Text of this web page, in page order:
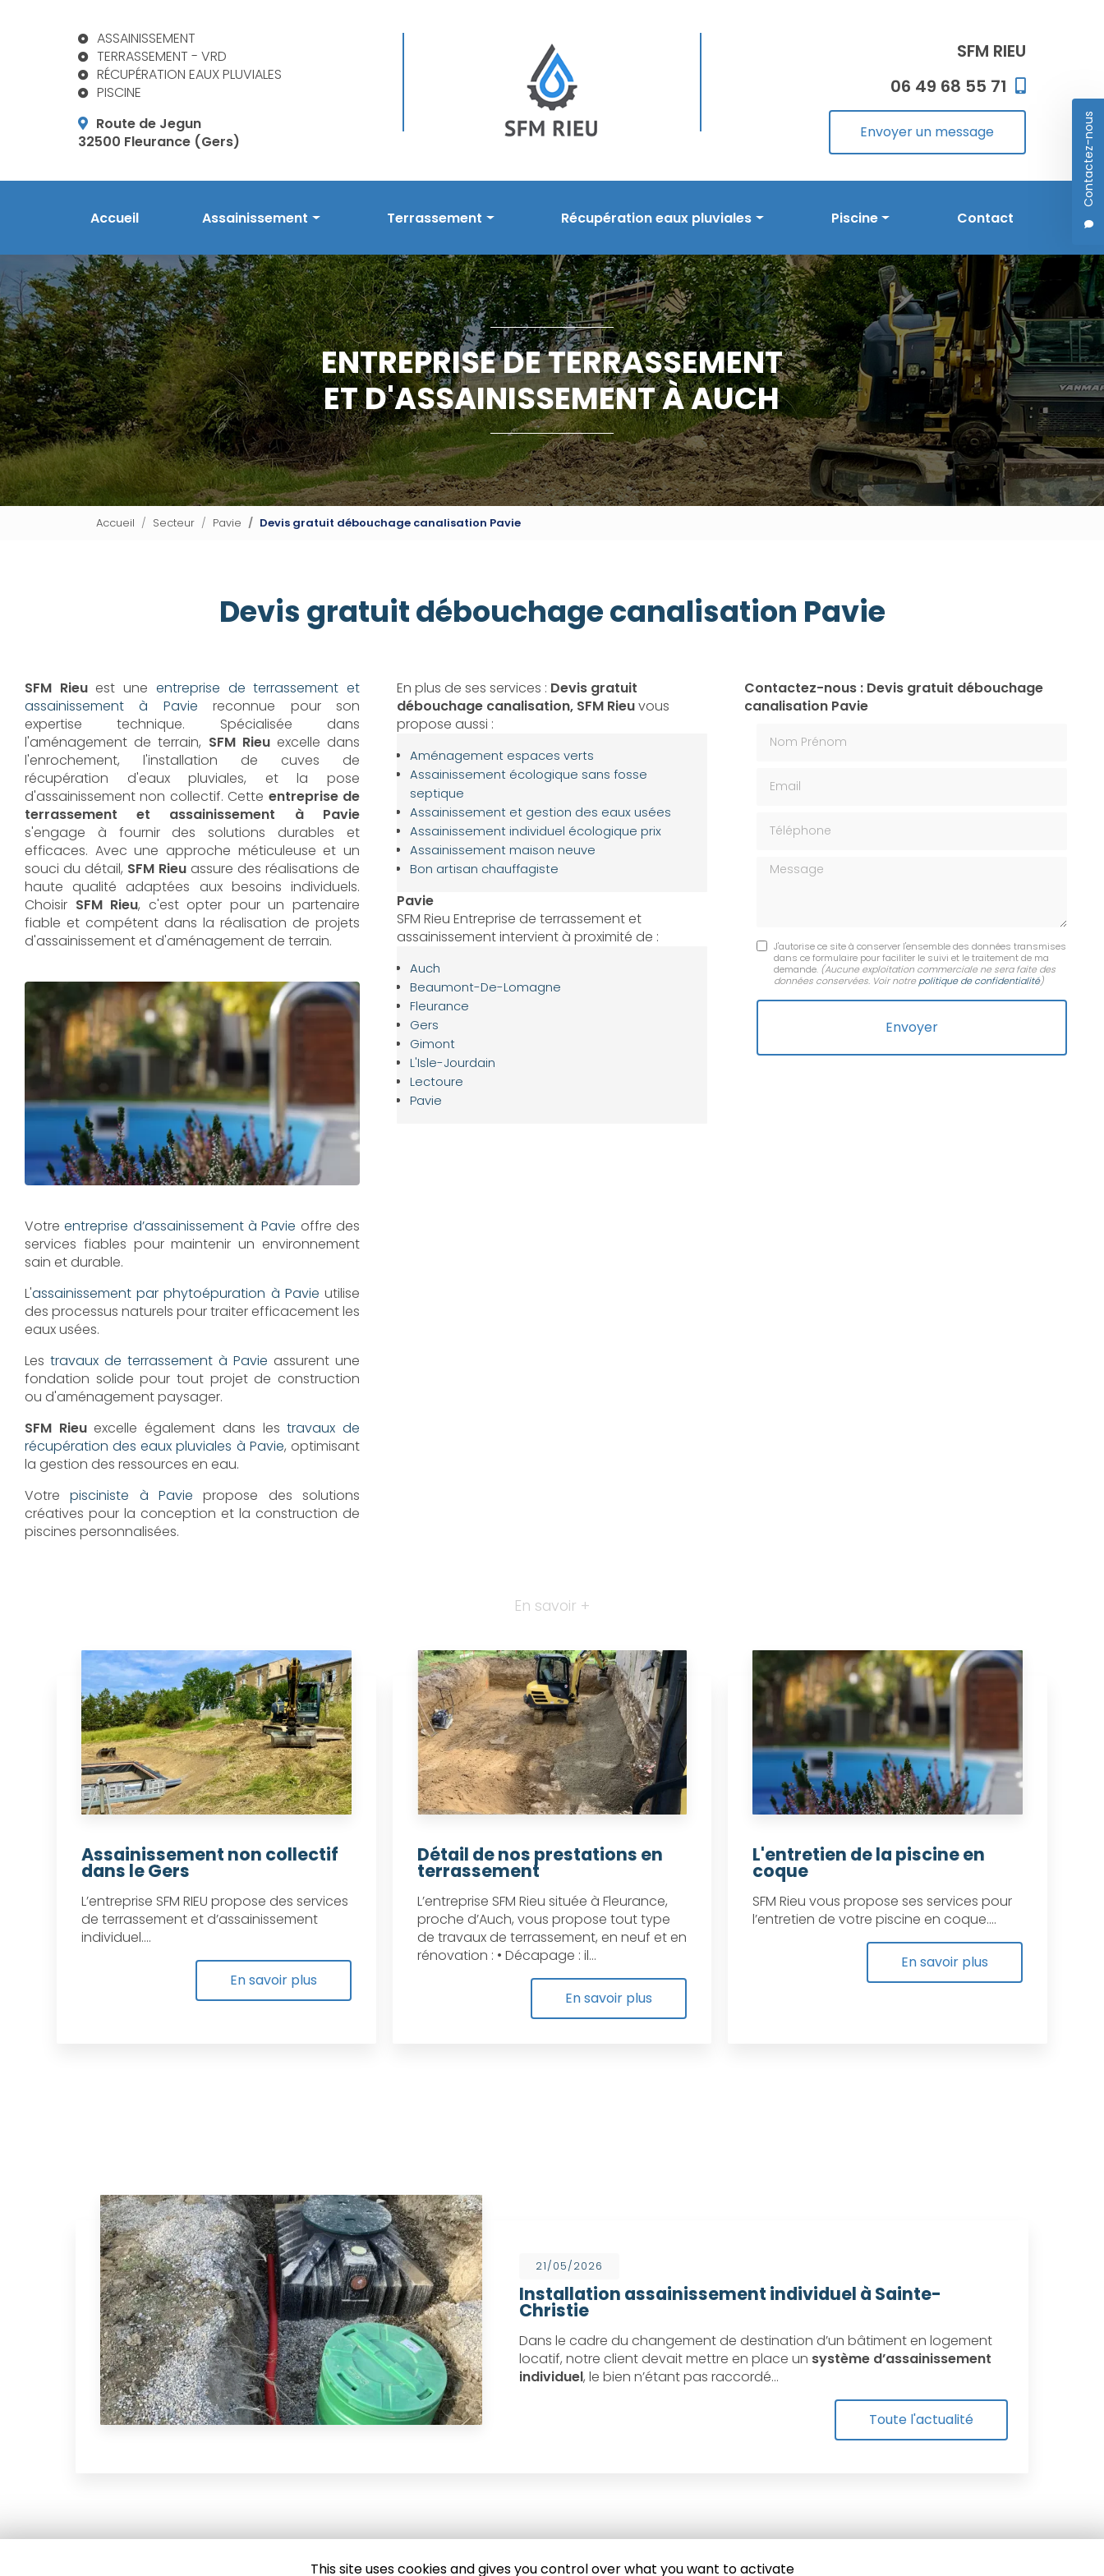
ASSAINISSEMENT
TERRASSEMENT - VRD
RÉCUPÉRATION EAUX PLUVIALES
PISCINE
Route de Jegun
32500 Fleurance (Gers)
SFM RIEU
06 49 68 55 71
Envoyer un message Contactez-nous
Accueil
Assainissement
Prestations en assainissement
Phytoépuration Aquatiris
Réalisations
Terrassement
Prestations en terrassement
Réalisations
Récupération eaux pluviales
Nos prestations
Réalisations
Piscine
Prestations en piscine
Réalisations
Contact
ENTREPRISE DE TERRASSEMENT
ET D'ASSAINISSEMENT À AUCH
Accueil Secteur Pavie Devis gratuit débouchage canalisation Pavie
Devis gratuit débouchage canalisation Pavie
SFM Rieuest une entreprise de terrassement et
assainissement à Pavie reconnue pour son
expertise technique. Spécialisée dans
l'aménagement de terrain, SFM Rieuexcelle dans
l'enrochement, l'installation de cuves de
récupération d'eaux pluviales, et la pose
d'assainissement non collectif. Cette entreprise de
terrassement et assainissement à Pavie
s'engage à fournir des solutions durables et
efficaces. Avec une approche méticuleuse et un
souci du détail, SFM Rieu assure des réalisations de
haute qualité adaptées aux besoins individuels.
Choisir SFM Rieu, c'est opter pour un partenaire
fiable et compétent dans la réalisation de projets
d'assainissement et d'aménagement de terrain.
Votreentreprise d’assainissement à Pavie offre des
services fiables pour maintenir un environnement
sain et durable.
L'assainissement par phytoépuration à Pavie utilise
des processus naturels pour traiter efficacement les
eaux usées.
Les travaux de terrassement à Pavie assurent une
fondation solide pour tout projet de construction
ou d'aménagement paysager.
SFM Rieuexcelle également dans lestravaux de
récupération des eaux pluviales à Pavie, optimisant
la gestion des ressources en eau.
Votrepisciniste à Pavie propose des solutions
créatives pour la conception et la construction de
piscines personnalisées.
En plus de ses services : Devis gratuit
débouchage canalisation, SFM Rieuvous
propose aussi :
Aménagement espaces verts
Assainissement écologique sans fosse
septique
Assainissement et gestion des eaux usées
Assainissement individuel écologique prix
Assainissement maison neuve
Bon artisan chauffagiste
Pavie
SFM Rieu Entreprise de terrassement et
assainissement intervient à proximité de :
Auch
Beaumont-De-Lomagne
Fleurance
Gers
Gimont
L'Isle-Jourdain
Lectoure
Pavie
Contactez-nous : Devis gratuit débouchage
canalisation Pavie
Message
J'autorise ce site à conserver l'ensemble des données transmises
dans ce formulaire pour faciliter le suivi et le traitement de ma
demande. (Aucune exploitation commerciale ne sera faite des
données conservées. Voir notre politique de confidentialité)
En savoir +
Assainissement non collectif
dans le Gers
L’entreprise SFM RIEU propose des services
de terrassement et d’assainissement
individuel....
En savoir plus
Détail de nos prestations en
terrassement
L’entreprise SFM Rieu située à Fleurance,
proche d’Auch, vous propose tout type
de travaux de terrassement, en neuf et en
rénovation : • Décapage : il...
En savoir plus
L'entretien de la piscine en
coque
SFM Rieu vous propose ses services pour
l’entretien de votre piscine en coque....
En savoir plus
21/05/2026
Installation assainissement individuel à Sainte-
Christie
Dans le cadre du changement de destination d’un bâtiment en logement
locatif, notre client devait mettre en place un système d’assainissement
individuel, le bien n’étant pas raccordé…
Toute l'actualité
This site uses cookies and gives you control over what you want to activate